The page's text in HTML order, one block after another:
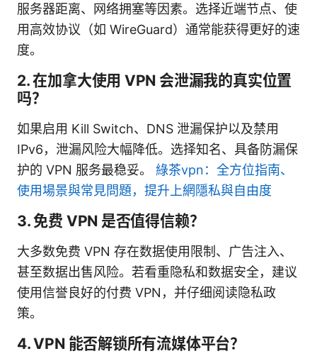
服务器距离、网络拥塞等因素。选择近端节点、使
用高效协议（如 WireGuard）通常能获得更好的速
度。
2. 在加拿大使用 VPN 会泄漏我的真实位置
吗？
如果启用 Kill Switch、DNS 泄漏保护以及禁用
IPv6，泄漏风险大幅降低。选择知名、具备防漏保
护的 VPN 服务最稳妥。 綠茶vpn：全方位指南、
使用場景與常見問題，提升上網隱私與自由度
3. 免费 VPN 是否值得信赖？
大多数免费 VPN 存在数据使用限制、广告注入、
甚至数据出售风险。若看重隐私和数据安全，建议
使用信誉良好的付费 VPN，并仔细阅读隐私政
策。
4. VPN 能否解锁所有流媒体平台？